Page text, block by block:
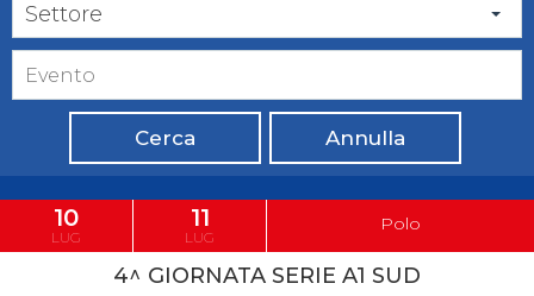
Settore
Cerca Annulla
10
LUG
11
LUG
Polo
4^ GIORNATA SERIE A1 SUD